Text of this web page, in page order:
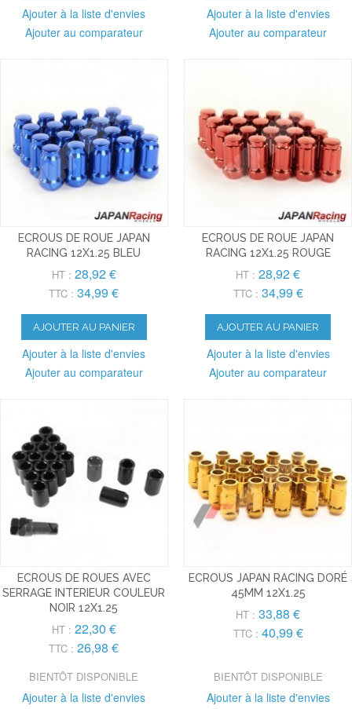
Ajouter à la liste d'envies
Ajouter au comparateur
Ajouter à la liste d'envies
Ajouter au comparateur
ECROUS DE ROUE JAPAN
RACING 12X1.25 BLEU
HT : 28,92 €
TTC : 34,99 €
AJOUTER AU PANIER
Ajouter à la liste d'envies
Ajouter au comparateur
ECROUS DE ROUE JAPAN
RACING 12X1.25 ROUGE
HT : 28,92 €
TTC : 34,99 €
AJOUTER AU PANIER
Ajouter à la liste d'envies
Ajouter au comparateur
ECROUS DE ROUES AVEC
SERRAGE INTERIEUR COULEUR
NOIR 12X1.25
HT : 22,30 €
TTC : 26,98 €
BIENTÔT DISPONIBLE
Ajouter à la liste d'envies
ECROUS JAPAN RACING DORÉ
45MM 12X1.25
HT : 33,88 €
TTC : 40,99 €
BIENTÔT DISPONIBLE
Ajouter à la liste d'envies